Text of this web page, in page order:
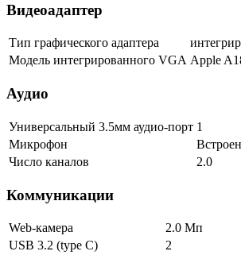
Видеоадаптер
Тип графического адаптера
Модель интегрированного VGA Apple
Аудио
Универсальный 3.5мм аудио-порт 1
Микрофон
Число каналов
2.0
Коммуникации
Web-камера
2.0 Мп
USB 3.2 (type C)
2